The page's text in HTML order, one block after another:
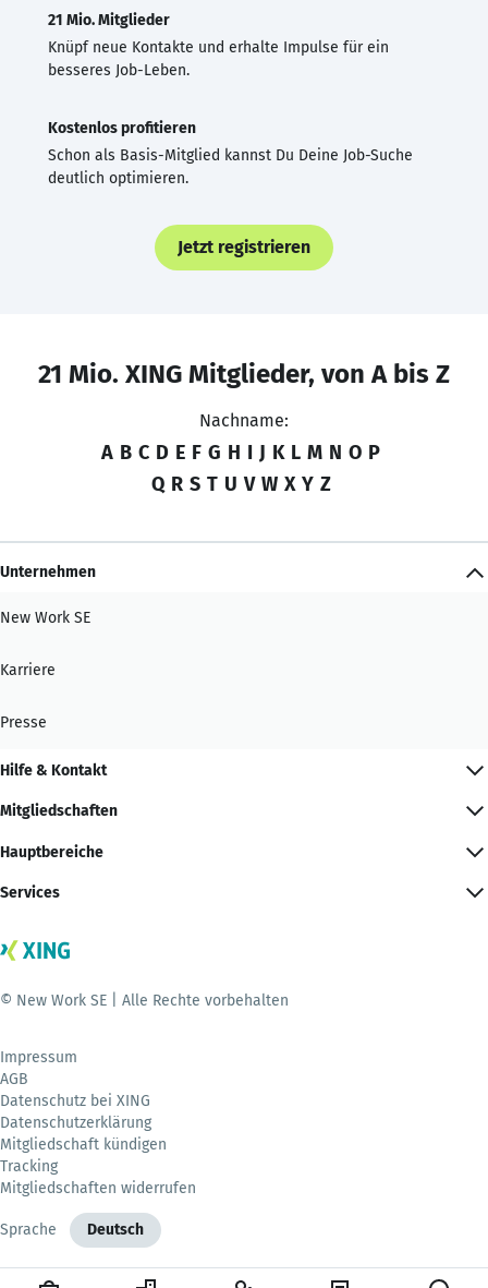
21 Mio. Mitglieder
Knüpf neue Kontakte und erhalte Impulse für ein
besseres Job-Leben.
Kostenlos profitieren
Schon als Basis-Mitglied kannst Du Deine Job-Suche
deutlich optimieren.
Jetzt registrieren
21 Mio. XING Mitglieder, von A bis Z
Nachname:
A B C D E F G H I J K L M N O P
Q R S T U V W X Y Z
Unternehmen
New Work SE
Karriere
Presse
Hilfe & Kontakt
Mitgliedschaften
Hauptbereiche
Services
© New Work SE | Alle Rechte vorbehalten
Impressum
AGB
Datenschutz bei XING
Datenschutzerklärung
Mitgliedschaft kündigen
Tracking
Mitgliedschaften widerrufen
Sprache Deutsch